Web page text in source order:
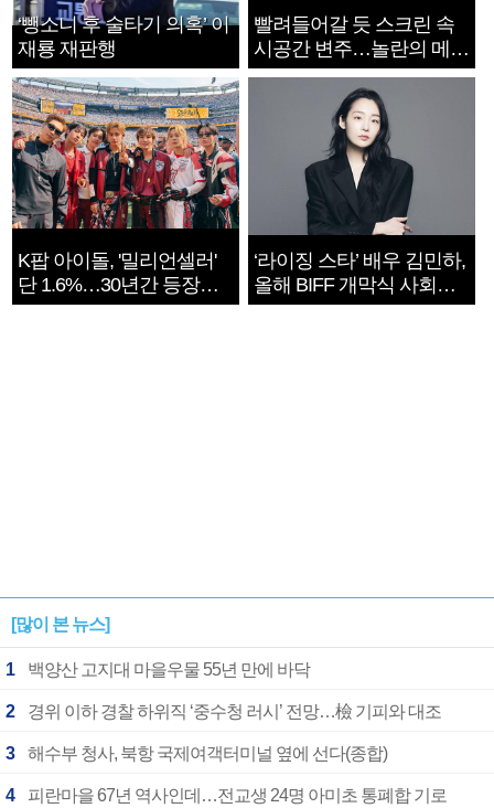
‘뺑소니 후 술타기 의혹’ 이
재룡 재판행
빨려들어갈 듯 스크린 속
시공간 변주…놀란의 메시
지는 ‘전쟁 속죄’
K팝 아이돌, '밀리언셀러'
단 1.6%…30년간 등장
1182개팀 전수조사
‘라이징 스타’ 배우 김민하,
올해 BIFF 개막식 사회자
확정
[많이 본 뉴스]
1 백양산 고지대 마을우물 55년 만에 바닥
2 경위 이하 경찰 하위직 ‘중수청 러시’ 전망…檢 기피와 대조
3 해수부 청사, 북항 국제여객터미널 옆에 선다(종합)
4 피란마을 67년 역사인데…전교생 24명 아미초 통폐합 기로